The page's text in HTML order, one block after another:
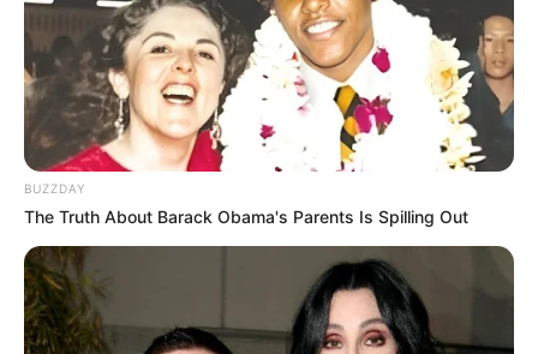
(foto: bentozen)
5. Tatakan cangkir jadi lebih artistik dengan alat
sederhana, tinggal direkatkan doang. Selain itu tahan
air juga
BUZZDAY
The Truth About Barack Obama's Parents Is Spilling Out